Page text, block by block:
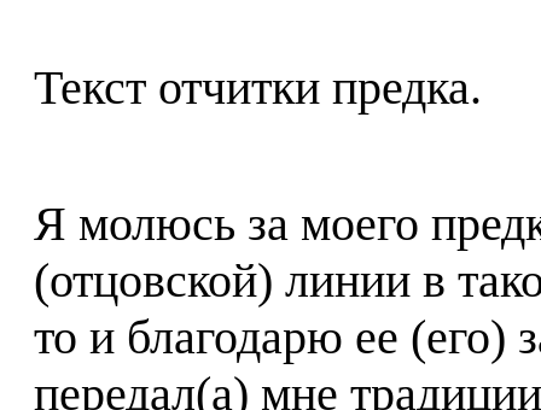
Текст отчитки предка.
Я молюсь за моего
(отцовской) линии в
то и благодарю ее (его)
передал(а) мне